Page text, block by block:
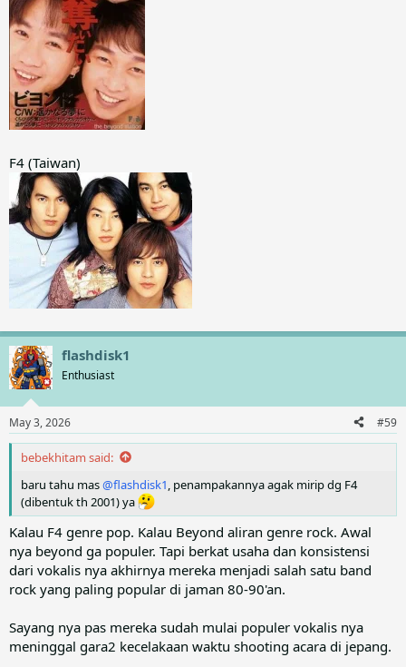
F4 (Taiwan)
flashdisk1
Enthusiast
May 3, 2026 #59
bebekhitam said:
baru tahu mas@flashdisk1, penampakannya agak mirip dg F4
(dibentuk th 2001) ya
Kalau F4 genre pop. Kalau Beyond aliran genre rock. Awal
nya beyond ga populer. Tapi berkat usaha dan konsistensi
dari vokalis nya akhirnya mereka menjadi salah satu band
rock yang paling popular di jaman 80-90'an.
Sayang nya pas mereka sudah mulai populer vokalis nya
meninggal gara2 kecelakaan waktu shooting acara di jepang.